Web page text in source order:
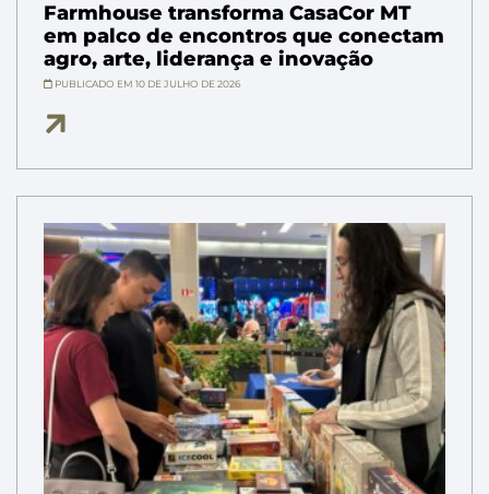
Farmhouse transforma CasaCor MT
em palco de encontros que conectam
agro, arte, liderança e inovação
PUBLICADO EM 10 DE JULHO DE 2026